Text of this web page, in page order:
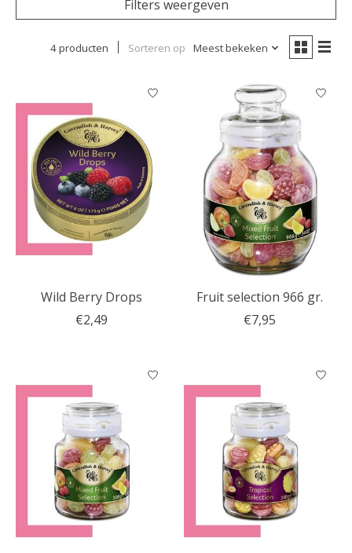
Filters weergeven
4 producten Sorteren op Meest bekeken
Wild Berry Drops
€2,49
Fruit selection 966 gr.
€7,95